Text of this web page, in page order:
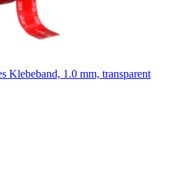
Klebeband, 1.0 mm, transparent